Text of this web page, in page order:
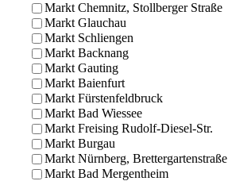
Markt Chemnitz, Stollberger Straße
Markt Glauchau
Markt Schliengen
Markt Backnang
Markt Gauting
Markt Baienfurt
Markt Fürstenfeldbruck
Markt Bad Wiessee
Markt Freising Rudolf-Diesel-Str.
Markt Burgau
Markt Nürnberg, Brettergartenstraße
Markt Bad Mergentheim